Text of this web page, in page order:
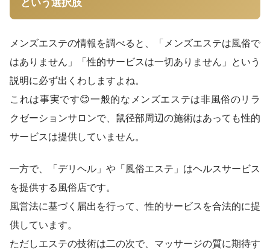
という選択肢
メンズエステの情報を調べると、「メンズエステは風俗で
はありません」「性的サービスは一切ありません」という
説明に必ず出くわしますよね。
これは事実です😊一般的なメンズエステは非風俗のリラ
クゼーションサロンで、鼠径部周辺の施術はあっても性的
サービスは提供していません。
一方で、「デリヘル」や「風俗エステ」はヘルスサービス
を提供する風俗店です。
風営法に基づく届出を行って、性的サービスを合法的に提
供しています。
ただしエステの技術は二の次で、マッサージの質に期待す